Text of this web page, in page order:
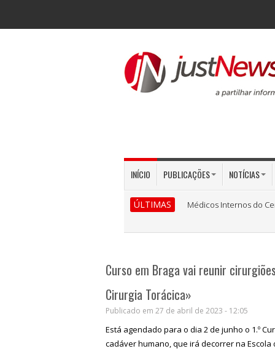
INÍCIO PUBLICAÇÕES NOTÍCIAS
ÚLTIMAS Médicos Internos do
Curso em Braga vai reunir
Cirurgia Torácica»
Publicado em 27 de abril de 2023 - 12:05
Está agendado para o dia 2 de junho o 1.º
cadáver humano, que irá decorrer na